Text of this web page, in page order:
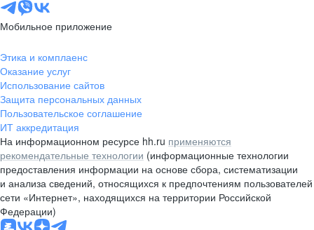
Мобильное приложение
Этика и комплаенс
Оказание услуг
Использование сайтов
Защита персональных данных
Пользовательское соглашение
ИТ аккредитация
На информационном ресурсе hh.ru применяются
рекомендательные технологии (информационные технологии
предоставления информации на основе сбора, систематизации
и анализа сведений, относящихся к предпочтениям пользователей
сети «Интернет», находящихся на территории Российской
Федерации)